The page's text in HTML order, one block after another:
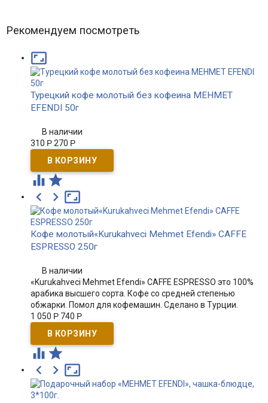
Рекомендуем посмотреть

Турецкий кофе молотый без кофеина MEHMET
EFENDI 50г
В наличии
310 Р 270 Р
 

 
Кофе молотый«Kurukahveci Mehmet Efendi» CAFFE
ESPRESSO 250г
В наличии
«Kurukahveci Mehmet Efendi» CAFFE ESPRESSO это 100%
арабика высшего сорта. Кофе со средней степенью
обжарки. Помол для кофемашин. Сделано в Турции.
1 050 Р 740 Р
 

 